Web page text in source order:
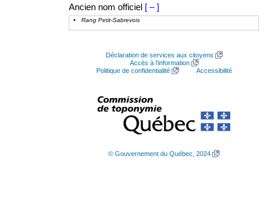
Ancien nom officiel [ – ]
Rang Petit-Sabrevois
Déclaration de services aux citoyens
Accès à l’information
Politique de confidentialité
Accessibilité
© Gouvernement du Québec, 2024